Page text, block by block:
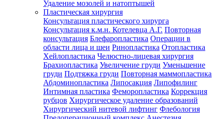
Удаление мозолей и натоптышей
Пластическая хирургия
Консультация пластического хирурга
Консультация к.м.н. Котелевца А.Г. Повторная
консультация Блефаропластика Операции в
области лица и шеи Ринопластика Отопластика
Хейлопластика Челюстно-лицевая хирургия
Брахиопластика Увеличение груди Уменьшение
груди Подтяжка груди Повторная маммопластика
Абдоминопластика Липосакция Липофилинг
Интимная пластика Феморопластика Коррекция
рубцов Хирургическое удаление образований
Хирургический нитевой лифтинг Флебология